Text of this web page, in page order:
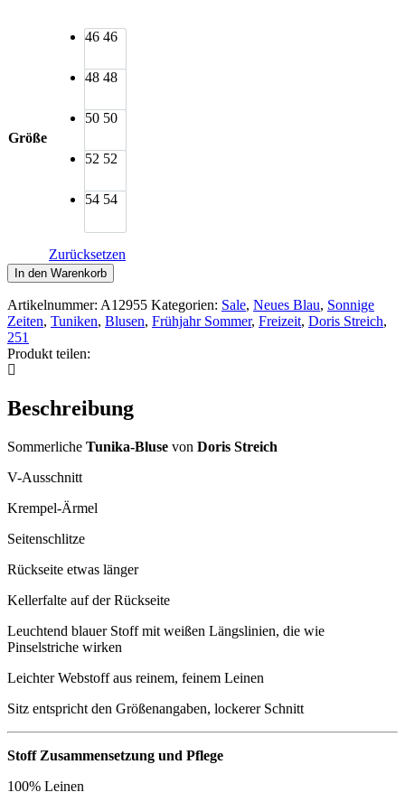
Größe
46 46
48 48
50 50
52 52
54 54
Zurücksetzen
Doris
Streich
BlusenTunika
Leinen
blau
Pinsel
Menge
In den Warenkorb
Artikelnummer: A12955 Kategorien: Sale, Neues Blau, Sonnige
Zeiten, Tuniken, Blusen, Frühjahr Sommer, Freizeit, Doris Streich,
251
Produkt teilen:
Beschreibung
Sommerliche Tunika-Bluse von Doris Streich
V-Ausschnitt
Krempel-Ärmel
Seitenschlitze
Rückseite etwas länger
Kellerfalte auf der Rückseite
Leuchtend blauer Stoff mit weißen Längslinien, die wie
Pinselstriche wirken
Leichter Webstoff aus reinem, feinem Leinen
Sitz entspricht den Größenangaben, lockerer Schnitt
Stoff Zusammensetzung und Pflege
100% Leinen